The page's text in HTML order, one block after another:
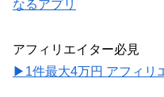
なるアプリ
アフィリエイター必見
▶1件最大4万円 アフィリ